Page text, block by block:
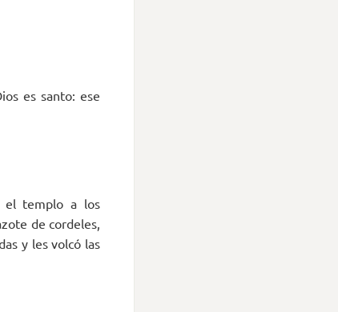
es santo: ese
el templo a los
de cordeles,
y les volcó las